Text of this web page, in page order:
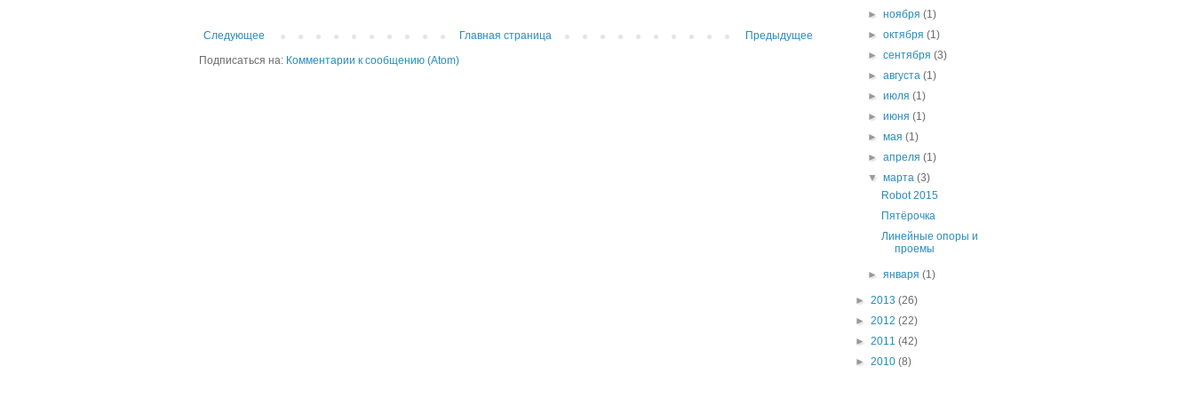
Следующее Предыдущее
Главная страница
Подписаться на: Комментарии к сообщению (Atom)
►ноября(1)
►октября(1)
►сентября(3)
►августа(1)
►июля(1)
►июня(1)
►мая(1)
►апреля(1)
▼марта(3)
Robot 2015
Пятёрочка
Линейные опоры и
проемы
►января(1)
► 2013 (26)
► 2012 (22)
► 2011 (42)
► 2010 (8)